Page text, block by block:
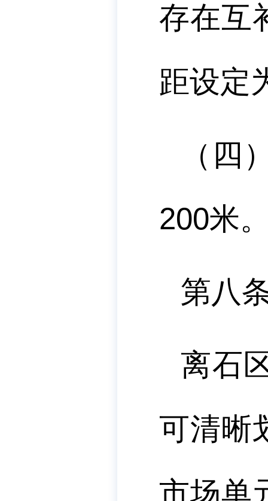
存在互
距设定
（四
200米
第八
离石
可清晰
市场单